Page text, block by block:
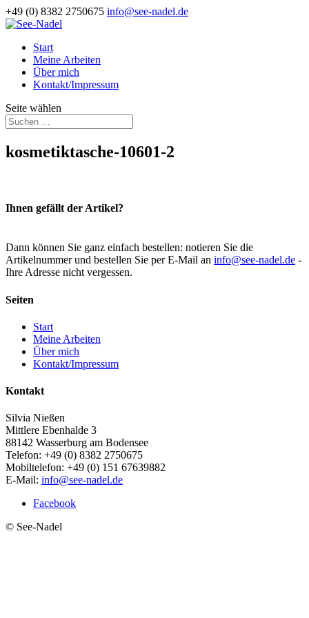
+49 (0) 8382 2750675 info@see-nadel.de
Start
Meine Arbeiten
Über mich
Kontakt/Impressum
Seite wählen
kosmetiktasche-10601-2
Ihnen gefällt der Artikel?
Dann können Sie ganz einfach bestellen: notieren Sie die
Artikelnummer und bestellen Sie per E-Mail an info@see-nadel.de -
Ihre Adresse nicht vergessen.
Seiten
Start
Meine Arbeiten
Über mich
Kontakt/Impressum
Kontakt
Silvia Nießen
Mittlere Ebenhalde 3
88142 Wasserburg am Bodensee
Telefon: +49 (0) 8382 2750675
Mobiltelefon: +49 (0) 151 67639882
E-Mail: info@see-nadel.de
Facebook
© See-Nadel